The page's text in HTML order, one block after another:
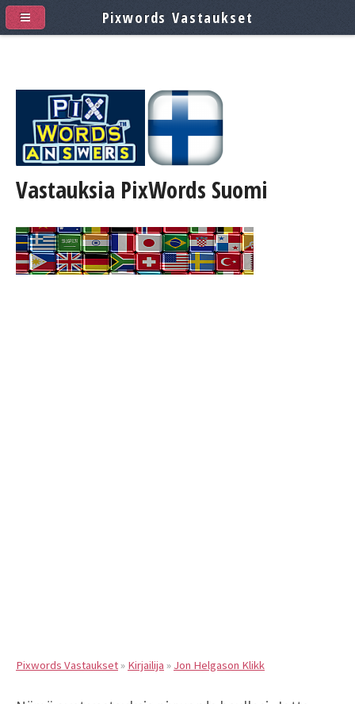
Vastauksia PixWords Suomi
Pixwords Vastaukset» Kirjailija » Jon Helgason Klikk
Pixwords Vastaukset